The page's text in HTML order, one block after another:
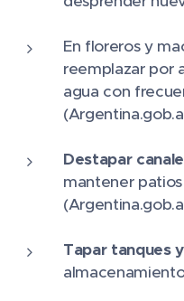
En floreros y
reemplazar por
agua con
Destapar
mantener
Tapar tanques